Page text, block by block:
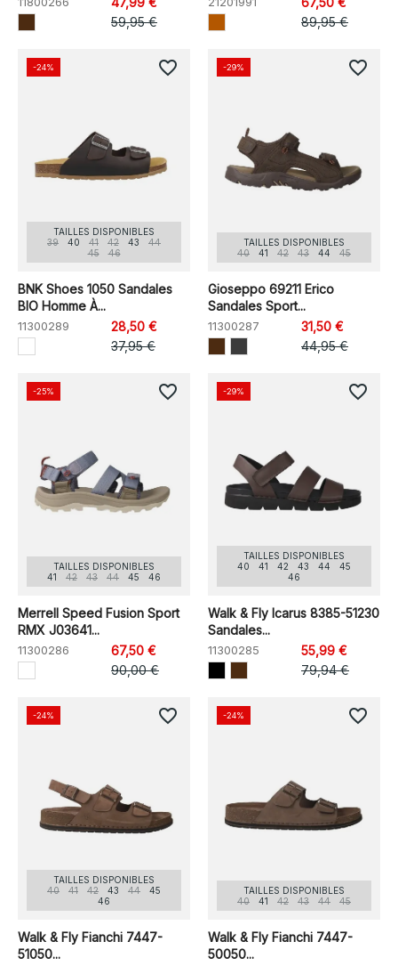
59,95 €
89,95 €
TAILLES DISPONIBLES
39
40 41 42 43
44
45
46
BNK Shoes 1050 Sandales
BIO Homme À...
11300289
28,50 €
37,95 €
-24% favorite_border
TAILLES DISPONIBLES
40
41 42 43 44 45
Gioseppo 69211 Erico
Sandales Sport...
11300287
31,50 €
44,95 €
-29% favorite_border
TAILLES DISPONIBLES
41
42 43 44 45 46
Merrell Speed Fusion Sport
RMX J03641...
11300286
67,50 €
90,00 €
-25% favorite_border
TAILLES DISPONIBLES
40
41 42 43 44
45
46
Walk & Fly Icarus 8385-51230
Sandales...
11300285
55,99 €
79,94 €
-29% favorite_border
TAILLES DISPONIBLES
40
41 42 43 44
45
46
Walk & Fly Fianchi 7447-
51050...
-24% favorite_border
TAILLES DISPONIBLES
40
41 42 43 44 45
Walk & Fly Fianchi 7447-
50050...
-24% favorite_border